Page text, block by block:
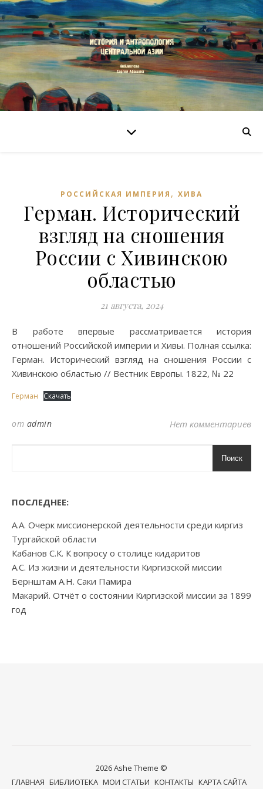
РОССИЙСКАЯ ИМПЕРИЯ , ХИВА
Герман. Исторический
взгляд на сношения
России с Хивинскою
областью
21 августа, 2024
В работе впервые рассматривается история
отношений Российской империи и Хивы. Полная ссылка:
Герман. Исторический взгляд на сношения России с
Хивинскою областью // Вестник Европы. 1822, № 22
Герман Скачать
от admin Нет комментариев
Поиск
ПОСЛЕДНЕЕ:
А.А. Очерк миссионерской деятельности среди киргиз
Тургайской области
Кабанов С.К. К вопросу о столице кидаритов
А.С. Из жизни и деятельности Киргизской миссии
Бернштам А.Н. Саки Памира
Макарий. Отчёт о состоянии Киргизской миссии за 1899
год
2026 Ashe Theme ©
ГЛАВНАЯ БИБЛИОТЕКА МОИ СТАТЬИ КОНТАКТЫ КАРТА САЙТА